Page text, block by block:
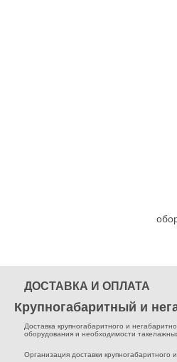
ДОСТАВКА И ОПЛАТА
Крупногабаритный и
Доставка крупногабаритного и
оборудования и необходимости
Организация доставки